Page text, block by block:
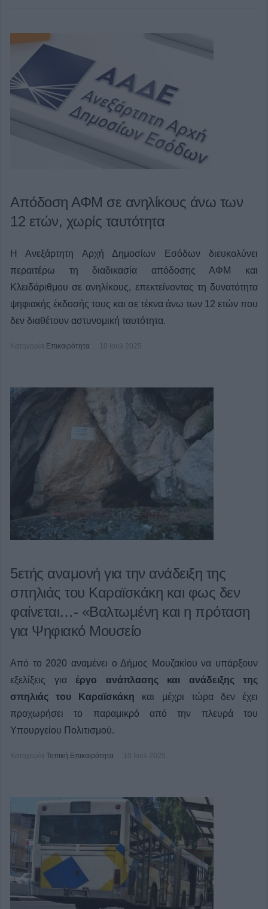
Απόδοση ΑΦΜ σε ανηλίκους άνω των
12 ετών, χωρίς ταυτότητα
Η Ανεξάρτητη Αρχή Δημοσίων Εσόδων διευκολύνει
περαιτέρω τη διαδικασία απόδοσης ΑΦΜ και
Κλειδάριθμου σε ανηλίκους, επεκτείνοντας τη δυνατότητα
ψηφιακής έκδοσής τους και σε τέκνα άνω των 12 ετών που
δεν διαθέτουν αστυνομική ταυτότητα.
Κατηγορία Επικαιρότητα 10 Ιουλ 2025
5ετής αναμονή για την ανάδειξη της
σπηλιάς του Καραϊσκάκη και φως δεν
φαίνεται…- «Βαλτωμένη και η πρόταση
για Ψηφιακό Μουσείο
Από το 2020 αναμένει ο Δήμος Μουζακίου να υπάρξουν
εξελίξεις για έργο ανάπλασης και ανάδειξης της
σπηλιάς του Καραϊσκάκη και μέχρι τώρα δεν έχει
προχωρήσει το παραμικρό από την πλευρά του
Υπουργείου Πολιτισμού.
Κατηγορία Τοπική Επικαιρότητα 10 Ιουλ 2025